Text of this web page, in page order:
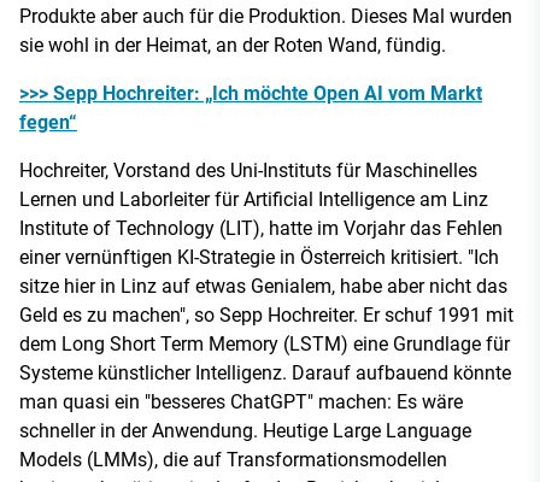
Produkte aber auch für die Produktion. Dieses Mal wurden
sie wohl in der Heimat, an der Roten Wand, fündig.
>>> Sepp Hochreiter: „Ich möchte Open AI vom Markt
fegen“
Hochreiter, Vorstand des Uni-Instituts für Maschinelles
Lernen und Laborleiter für Artificial Intelligence am Linz
Institute of Technology (LIT), hatte im Vorjahr das Fehlen
einer vernünftigen KI-Strategie in Österreich kritisiert. "Ich
sitze hier in Linz auf etwas Genialem, habe aber nicht das
Geld es zu machen", so Sepp Hochreiter. Er schuf 1991 mit
dem Long Short Term Memory (LSTM) eine Grundlage für
Systeme künstlicher Intelligenz. Darauf aufbauend könnte
man quasi ein "besseres ChatGPT" machen: Es wäre
schneller in der Anwendung. Heutige Large Language
Models (LMMs), die auf Transformationsmodellen